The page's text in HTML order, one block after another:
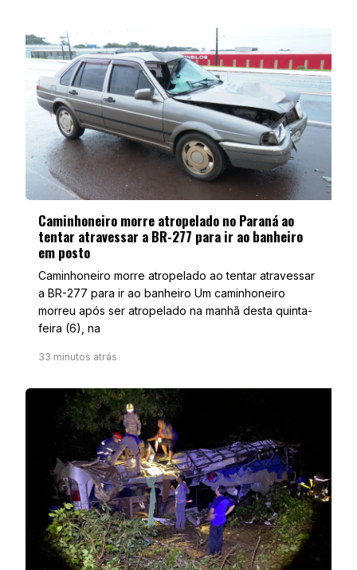
Caminhoneiro morre atropelado no Paraná ao
tentar atravessar a BR-277 para ir ao banheiro
em posto
Caminhoneiro morre atropelado ao tentar atravessar
a BR-277 para ir ao banheiro Um caminhoneiro
morreu após ser atropelado na manhã desta quinta-
feira (6), na
33 minutos atrás